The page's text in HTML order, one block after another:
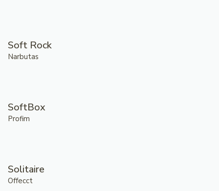
Soft Rock
Narbutas
SoftBox
Profim
Solitaire
Offecct